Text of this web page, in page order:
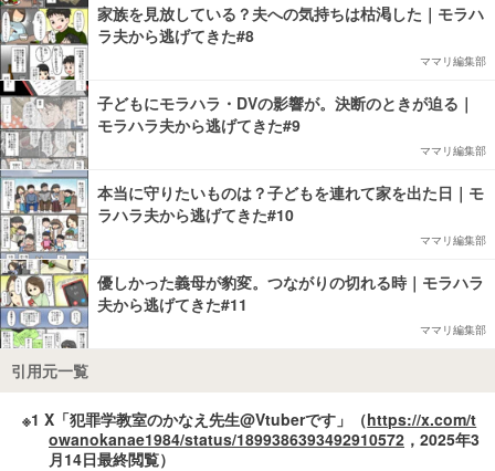
家族を見放している？夫への気持ちは枯渇した｜モラハ
ラ夫から逃げてきた#8
ママリ編集部
子どもにモラハラ・DVの影響が。決断のときが迫る｜
モラハラ夫から逃げてきた#9
ママリ編集部
本当に守りたいものは？子どもを連れて家を出た日｜モ
ラハラ夫から逃げてきた#10
ママリ編集部
優しかった義母が豹変。つながりの切れる時｜モラハラ
夫から逃げてきた#11
ママリ編集部
引用元一覧
※1 X「犯罪学教室のかなえ先生@Vtuberです」（https://x.com/t
owanokanae1984/status/1899386393492910572 ，2025年3
月14日最終閲覧）